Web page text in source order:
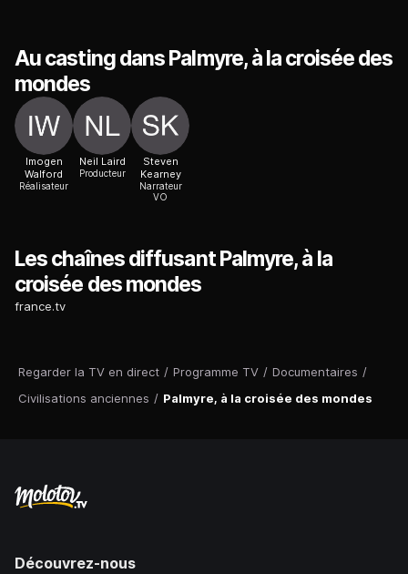
Regarder la TV en direct / Programme TV / Documentaires /
Civilisations anciennes / Palmyre, à la croisée des mondes
Au casting dans Palmyre, à la croisée des
mondes
Imogen
Walford
Réalisateur
Neil Laird
Producteur
Steven
Kearney
Narrateur
VO
Les chaînes diffusant Palmyre, à la
croisée des mondes
france.tv
Découvrez-nous